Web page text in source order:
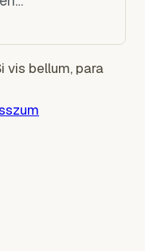
vis bellum, para